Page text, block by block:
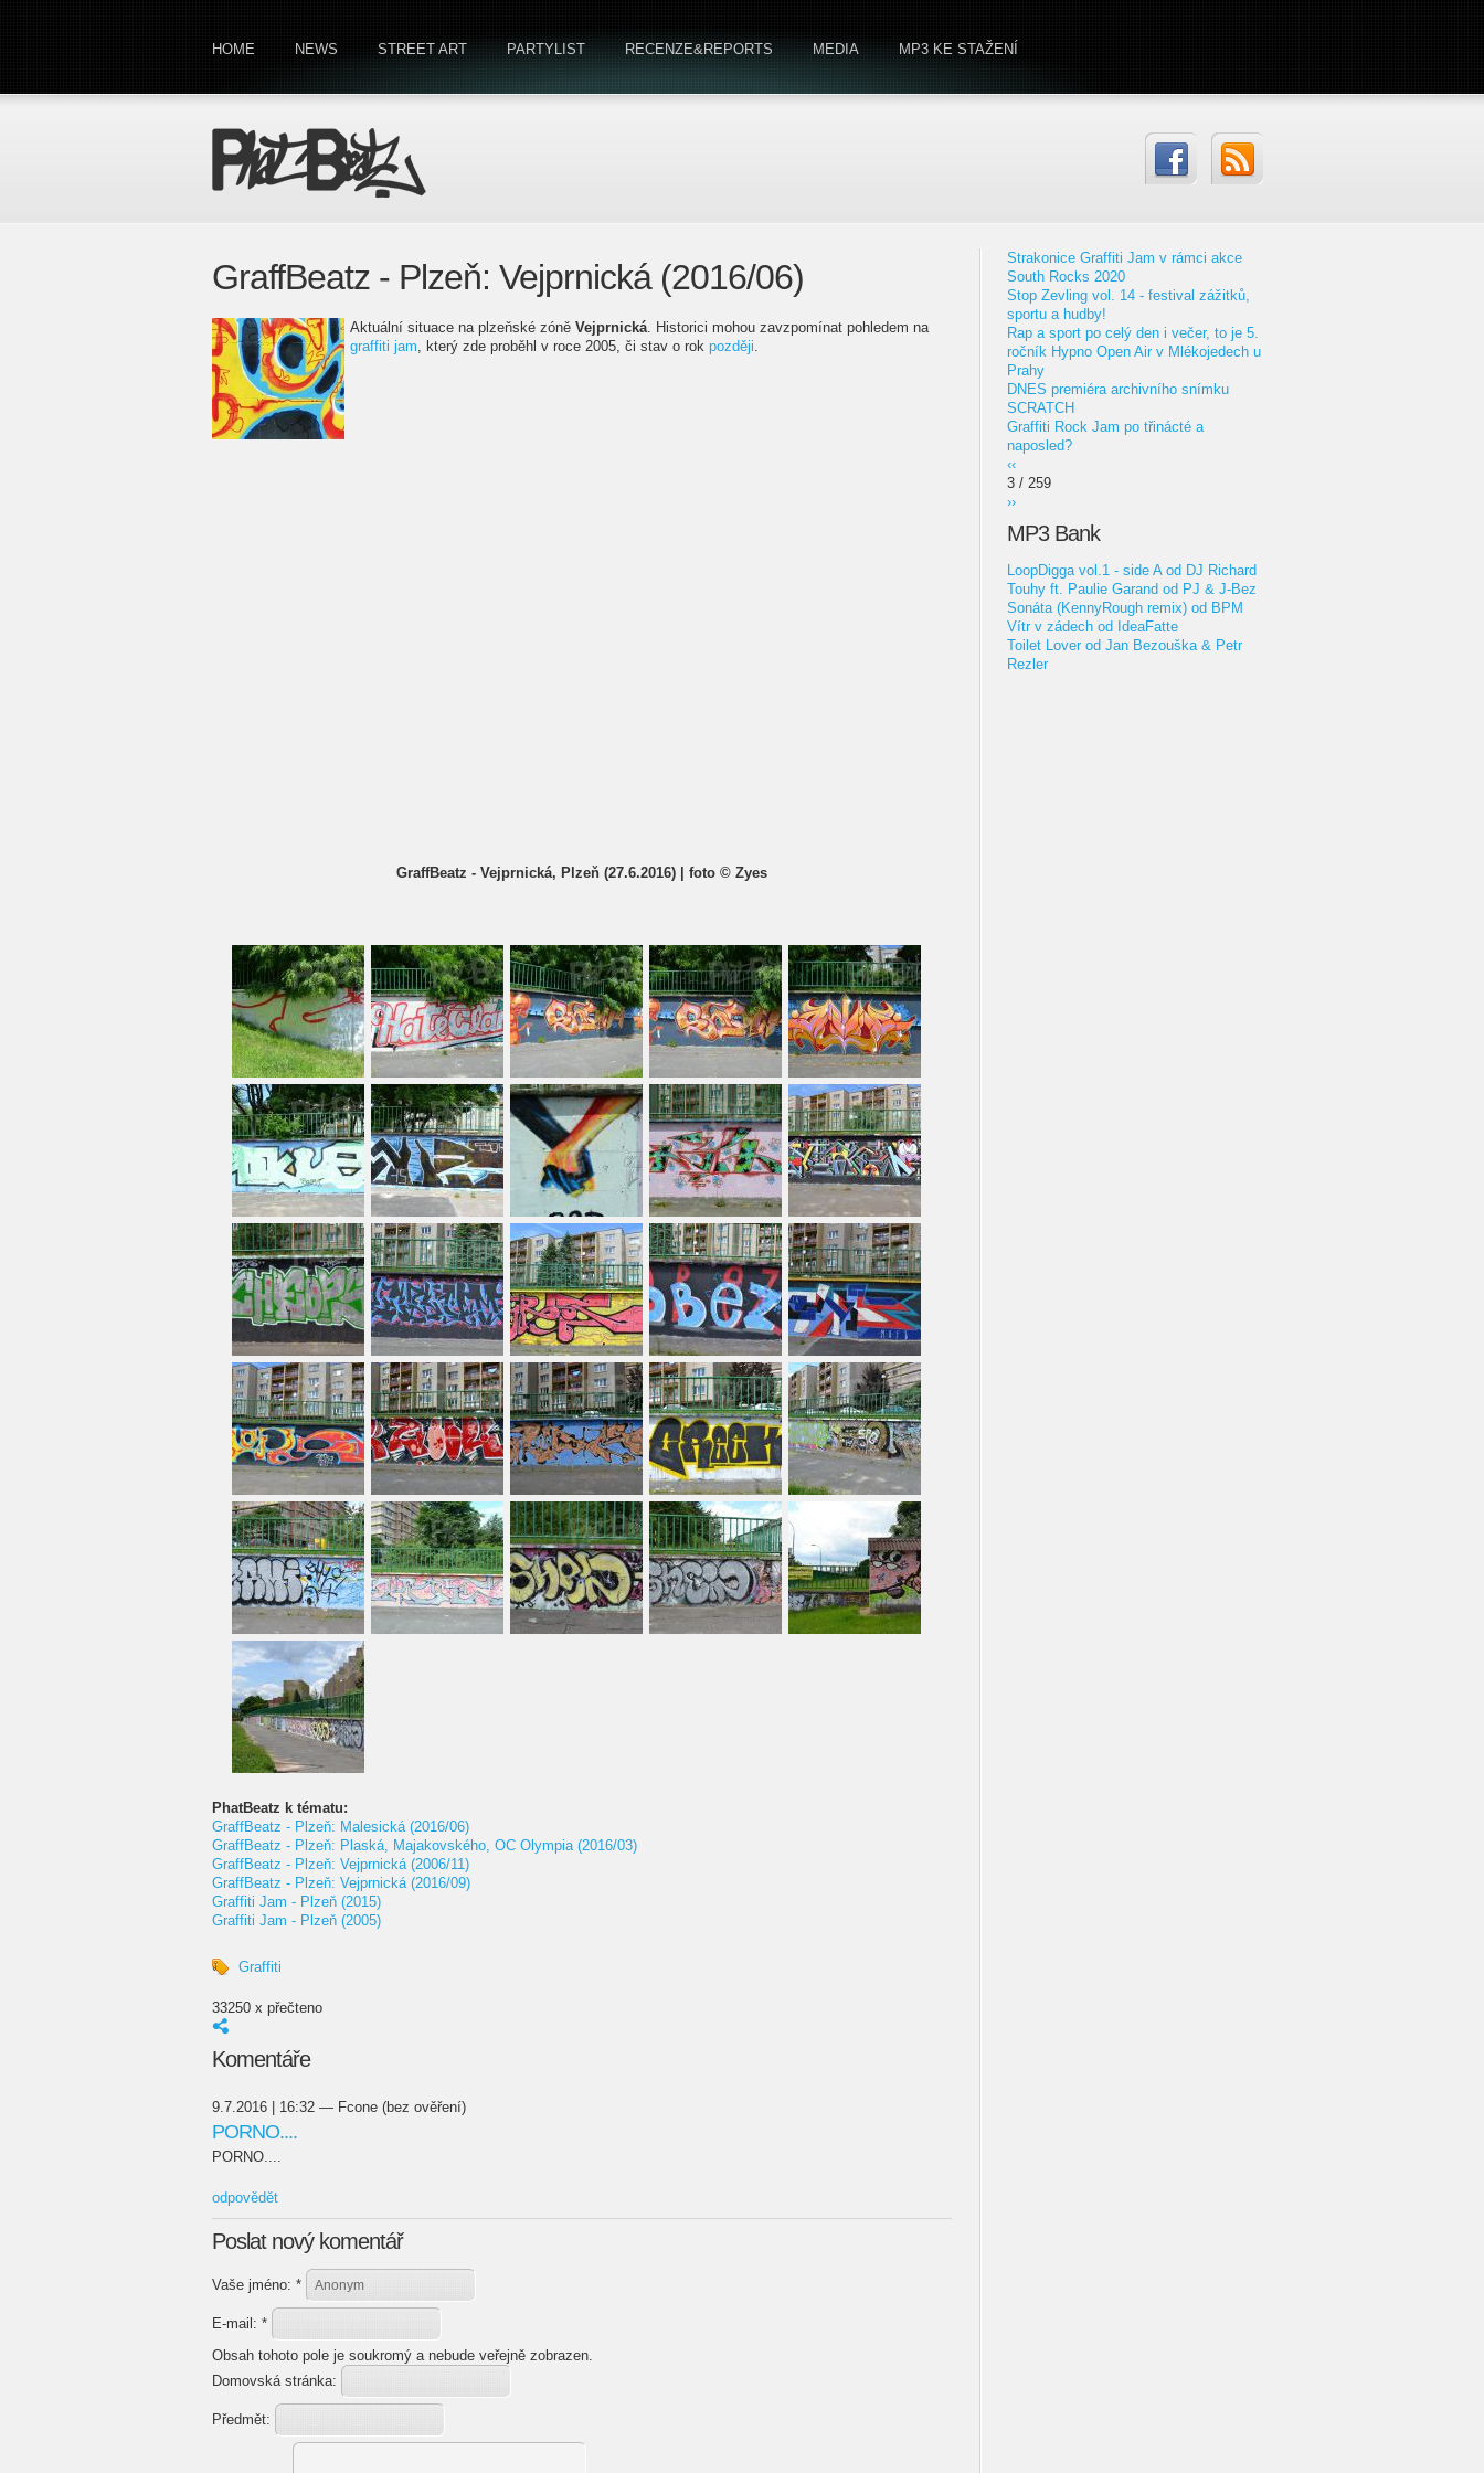
HOME NEWS STREET ART PARTYLIST RECENZE&REPORTS MEDIA MP3 KE STAŽENÍ
GraffBeatz - Plzeň: Vejprnická (2016/06)
Aktuální situace na plzeňské zóně Vejprnická. Historici mohou zavzpomínat pohledem na
graffiti jam, který zde proběhl v roce 2005, či stav o rok později.
GraffBeatz - Vejprnická, Plzeň (27.6.2016) | foto © Zyes
PhatBeatz k tématu:
GraffBeatz - Plzeň: Malesická (2016/06)
GraffBeatz - Plzeň: Plaská, Majakovského, OC Olympia (2016/03)
GraffBeatz - Plzeň: Vejprnická (2006/11)
GraffBeatz - Plzeň: Vejprnická (2016/09)
Graffiti Jam - Plzeň (2015)
Graffiti Jam - Plzeň (2005)
Graffiti
33250 x přečteno
Komentáře
9.7.2016 | 16:32 — Fcone (bez ověření)
PORNO....
PORNO....
odpovědět
Poslat nový komentář
Vaše jméno: *
E-mail: *
Obsah tohoto pole je soukromý a nebude veřejně zobrazen.
Domovská stránka:
Předmět:
Strakonice Graffiti Jam v rámci akce
South Rocks 2020
Stop Zevling vol. 14 - festival zážitků,
sportu a hudby!
Rap a sport po celý den i večer, to je 5.
ročník Hypno Open Air v Mlékojedech u
Prahy
DNES premiéra archivního snímku
SCRATCH
Graffiti Rock Jam po třinácté a
naposled?
‹‹
3 / 259
››
MP3 Bank
LoopDigga vol.1 - side A od DJ Richard
Touhy ft. Paulie Garand od PJ & J-Bez
Sonáta (KennyRough remix) od BPM
Vítr v zádech od IdeaFatte
Toilet Lover od Jan Bezouška & Petr
Rezler